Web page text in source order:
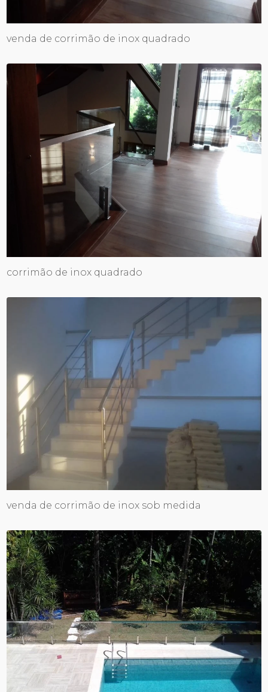
venda de corrimão de inox quadrado
corrimão de inox quadrado
venda de corrimão de inox sob medida